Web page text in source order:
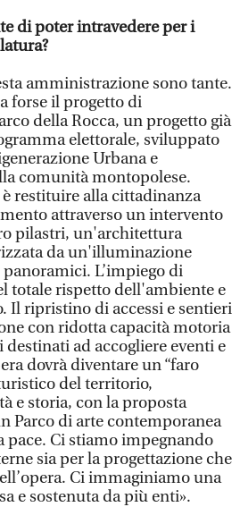
di poter intravedere per i
amministrazione sono tante.
forse il progetto di
della Rocca, un progetto già
elettorale, sviluppato
Urbana e
comunità montopolese.
restituire alla cittadinanza
attraverso un intervento
pilastri, un'architettura
da un'illuminazione
L’impiego di
totale rispetto dell'ambiente e
Il ripristino di accessi e sentieri
con ridotta capacità motoria
destinati ad accogliere eventi e
dovrà diventare un “faro
del territorio,
e storia, con la proposta
Parco di arte contemporanea
pace. Ci stiamo impegnando
sia per la progettazione che
Ci immaginiamo una
e sostenuta da più enti».